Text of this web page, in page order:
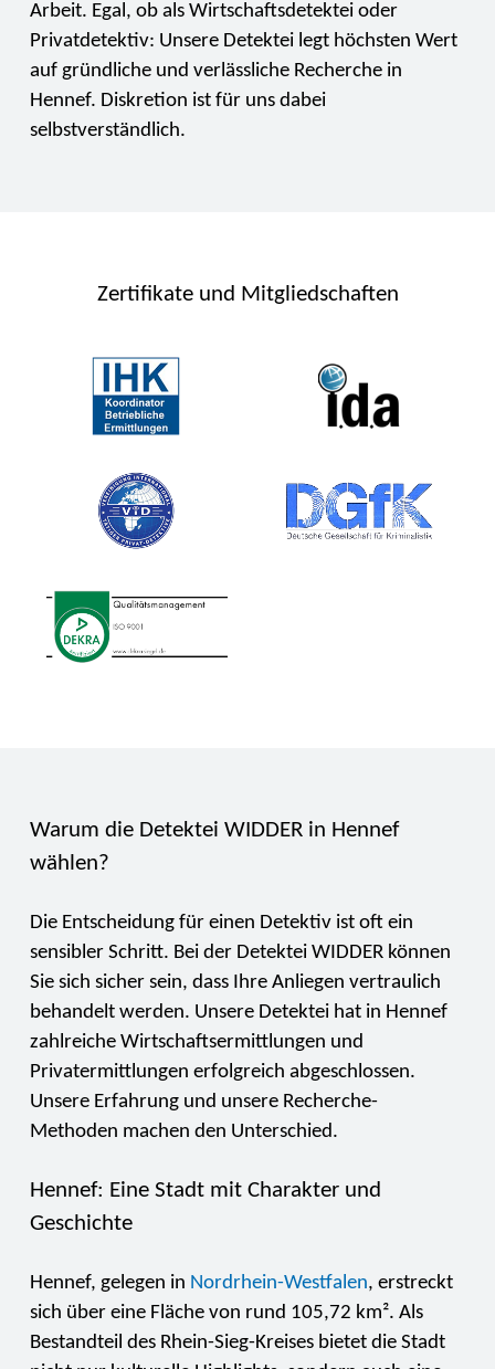
Arbeit. Egal, ob als Wirtschaftsdetektei oder
Privatdetektiv: Unsere Detektei legt höchsten Wert
auf gründliche und verlässliche Recherche in
Hennef. Diskretion ist für uns dabei
selbstverständlich.
Zertifikate und Mitgliedschaften
Warum die Detektei WIDDER in Hennef
wählen?
Die Entscheidung für einen Detektiv ist oft ein
sensibler Schritt. Bei der Detektei WIDDER können
Sie sich sicher sein, dass Ihre Anliegen vertraulich
behandelt werden. Unsere Detektei hat in Hennef
zahlreiche Wirtschaftsermittlungen und
Privatermittlungen erfolgreich abgeschlossen.
Unsere Erfahrung und unsere Recherche-
Methoden machen den Unterschied.
Hennef: Eine Stadt mit Charakter und
Geschichte
Hennef, gelegen in Nordrhein-Westfalen, erstreckt
sich über eine Fläche von rund 105,72 km². Als
Bestandteil des Rhein-Sieg-Kreises bietet die Stadt